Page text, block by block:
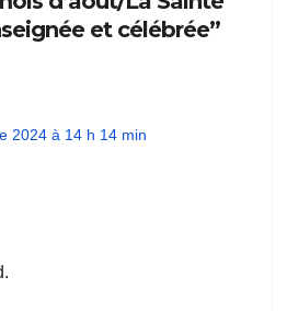
et célébrée”
2024 à 14 h 14 min